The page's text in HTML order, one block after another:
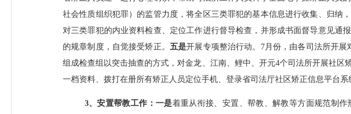
社会性质组织犯罪）的监管力度，将全区三类罪犯的基本信息进行收集、归
对三类罪犯的内业资料检查、定位工作进行督导检查，并形成书面督导意见
的规章制度，自觉接受矫正。 五是开展专项整治行动。 7月份，由各司法所开展
组成检查组以突击抽查的方式，对金龙、江南、鲤中、开元4个司法所开展社区
一档资料、拨打在册所有矫正人员定位手机、登录省司法厅社区矫正信息平台
3、安置帮教工作：一是着重从衔接、安置、帮教、解教等方面规范制